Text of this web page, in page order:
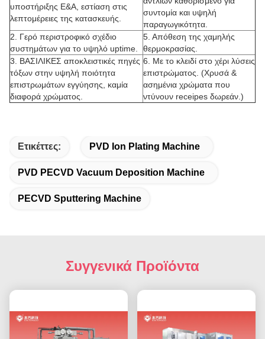
υποστήριξης Ε&Α, εστίαση στις
λεπτομέρειες της κατασκευής.
συντομία και υψηλή
παραγωγικότητα.
2. Γερό περιστροφικό σχέδιο
συστημάτων για το υψηλό uptime.
5. Απόθεση της χαμηλής
θερμοκρασίας.
3. ΒΑΣΙΛΙΚΕΣ αποκλειστικές πηγές
τόξων στην υψηλή ποιότητα
επιστρωμάτων εγγύησης, καμία
διαφορά χρώματος.
6. Με το κλειδί στο χέρι λύσεις
επιστρώματος. (Χρυσά &
ασημένια χρώματα που
ντύνουν receipes δωρεάν.)
Ετικέττες: PVD Ion Plating Machine
PVD PECVD Vacuum Deposition Machine
PECVD Sputtering Machine
Συγγενικά Προϊόντα